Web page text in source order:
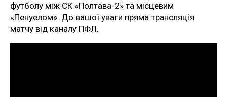
футболу між СК «Полтава-2» та місцевим
«Пенуелом». До вашої уваги пряма трансляція
матчу від каналу ПФЛ.